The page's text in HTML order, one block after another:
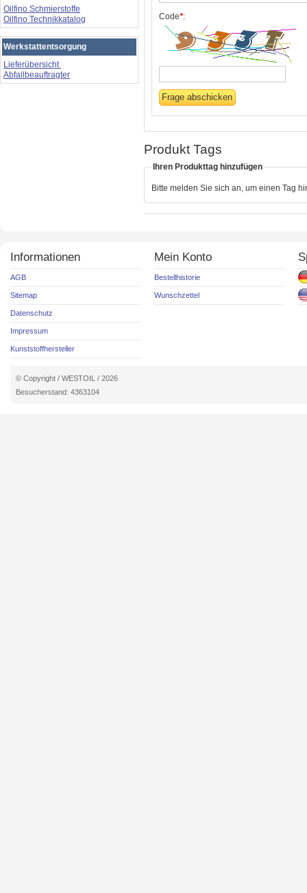
Code*:
Produkt Tags
Ihren Produkttag hinzufügen
Bitte melden Sie sich an, um einen Tag
Oilfino Schmierstoffe
Oilfino Technikkatalog
Werkstattentsorgung
Lieferübersicht
Abfallbeauftragter
Informationen
AGB
Sitemap
Datenschutz
Impressum
Kunststoffhersteller
Mein Konto
Bestellhistorie
Wunschzettel
© Copyright / WESTOIL / 2026
Besucherstand: 4363104